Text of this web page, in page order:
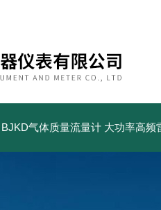
BJKD气体质量流量计 大功率高频